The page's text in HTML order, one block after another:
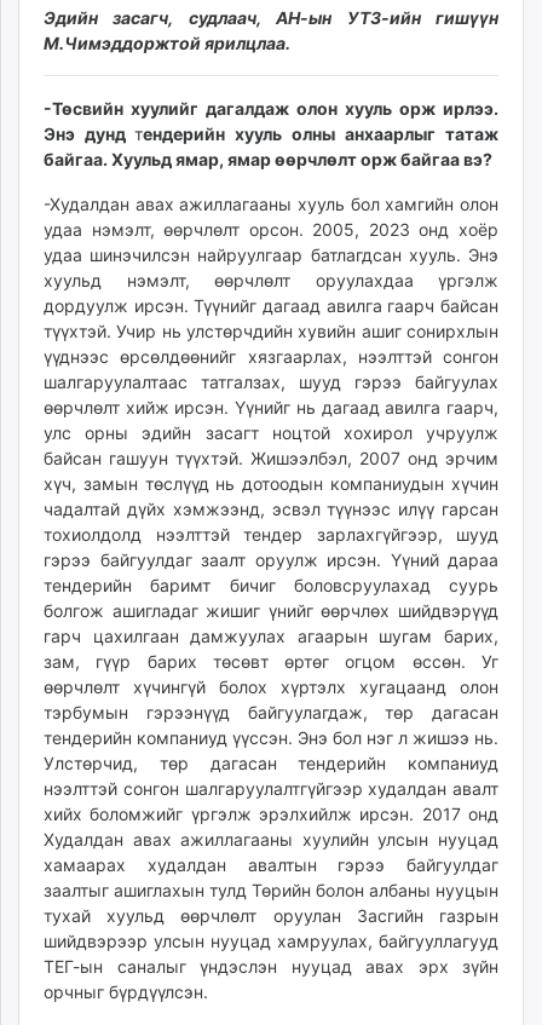
unuudur.mn
isee.mn
mglradio.com
fact.mn
itoim.mn
tumen.mn
shuum.mn
times.mn
tvmongolia.mn
mass.mn
unegui.mn
assa.mn
toim.mn
tac.mn
paparazzi.mn
Эдийн засагч, судлаач, АН-ын УТЗ-ийн гишүүн
М.Чимэддоржтой ярилцлаа.
-Төсвийн хуулийг дагалдаж олон хууль орж ирлээ.
Энэ дунд тендерийн хууль олны анхаарлыг татаж
байгаа. Хуульд ямар, ямар өөрчлөлт орж байгаа вэ?
-Худалдан авах ажиллагааны хууль бол хамгийн олон
удаа нэмэлт, өөрчлөлт орсон. 2005, 2023 онд хоёр
удаа шинэчилсэн найруулгаар батлагдсан хууль. Энэ
хуульд нэмэлт, өөрчлөлт оруулахдаа үргэлж
дордуулж ирсэн. Түүнийг дагаад авилга гаарч байсан
түүхтэй. Учир нь улстөрчдийн хувийн ашиг сонирхлын
үүднээс өрсөлдөөнийг хязгаарлах, нээлттэй сонгон
шалгаруулалтаас татгалзах, шууд гэрээ байгуулах
өөрчлөлт хийж ирсэн. Үүнийг нь дагаад авилга гаарч,
улс орны эдийн засагт ноцтой хохирол учруулж
байсан гашуун түүхтэй. Жишээлбэл, 2007 онд эрчим
хүч, замын төслүүд нь дотоодын компаниудын хүчин
чадалтай дүйх хэмжээнд, эсвэл түүнээс илүү гарсан
тохиолдолд нээлттэй тендер зарлахгүйгээр, шууд
гэрээ байгуулдаг заалт оруулж ирсэн. Үүний дараа
тендерийн баримт бичиг боловсруулахад суурь
болгож ашигладаг жишиг үнийг өөрчлөх шийдвэрүүд
гарч цахилгаан дамжуулах агаарын шугам барих,
зам, гүүр барих төсөвт өртөг огцом өссөн. Уг
өөрчлөлт хүчингүй болох хүртэлх хугацаанд олон
тэрбумын гэрээнүүд байгуулагдаж, төр дагасан
тендерийн компаниуд үүссэн. Энэ бол нэг л жишээ нь.
Улстөрчид, төр дагасан тендерийн компаниуд
нээлттэй сонгон шалгаруулалтгүйгээр худалдан авалт
хийх боломжийг үргэлж эрэлхийлж ирсэн. 2017 онд
Худалдан авах ажиллагааны хуулийн улсын нууцад
хамаарах худалдан авалтын гэрээ байгуулдаг
заалтыг ашиглахын тулд Төрийн болон албаны нууцын
тухай хуульд өөрчлөлт оруулан Засгийн газрын
шийдвэрээр улсын нууцад хамруулах, байгууллагууд
ТЕГ-ын саналыг үндэслэн нууцад авах эрх зүйн
орчныг бүрдүүлсэн.